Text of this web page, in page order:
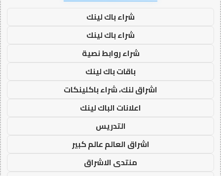
شراء باك لينك
شراء باك لينك
شراء روابط نصية
باقات باك لينك
اشراق لنك، شراء باكلينكات
اعلانات الباك لينك
التدريس
اشراق العالم عالم كبير
منتدى الاشراق